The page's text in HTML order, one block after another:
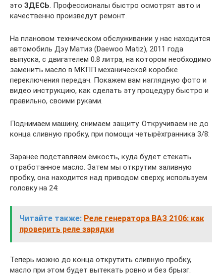
это ЗДЕСЬ. Профессионалы быстро осмотрят авто и
качественно произведут ремонт.
На плановом техническом обслуживании у нас находится
автомобиль Дэу Матиз (Daewoo Matiz), 2011 года
выпуска, с двигателем 0.8 литра, на котором необходимо
заменить масло в МКПП механической коробке
переключения передач. Покажем вам наглядную фото и
видео инструкцию, как сделать эту процедуру быстро и
правильно, своими руками.
Поднимаем машину, снимаем защиту. Откручиваем не до
конца сливную пробку, при помощи четырёхгранника 3/8:
Заранее подставляем ёмкость, куда будет стекать
отработанное масло. Затем мы открутим заливную
пробку, она находится над приводом сверху, используем
головку на 24:
Читайте также: Реле генератора ВАЗ 2106: как
проверить реле зарядки
Теперь можно до конца открутить сливную пробку,
масло при этом будет вытекать ровно и без брызг.